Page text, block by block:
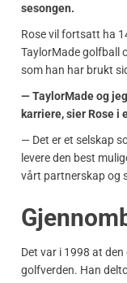
sesongen.
Rose vil fortsatt ha
TaylorMade golfball
som han har brukt
— TaylorMade og
karriere, sier Rose i
— Det er et selskap
levere den best
vårt partnerskap og
Det var i 1998 at
golfverden. Han